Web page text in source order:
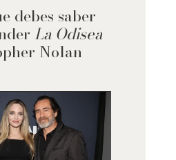
debes saber
La Odisea
Nolan